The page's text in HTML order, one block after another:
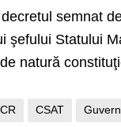
semnat
şefului Statului
natură
CSAT Guvern